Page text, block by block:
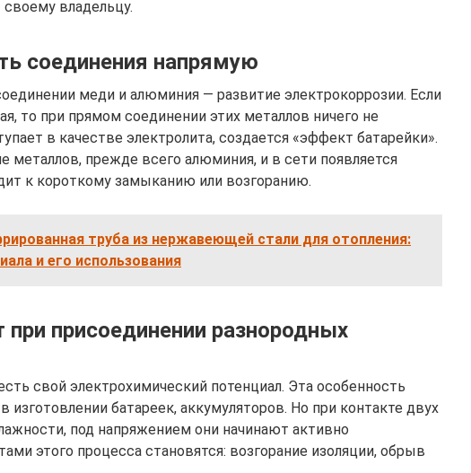
владельцу.
соединения напрямую
меди и алюминия — развитие электрокоррозии. Если
то при прямом соединении этих металлов ничего не
в качестве электролита, создается «эффект батарейки».
металлов, прежде всего алюминия, и в сети появляется
к короткому замыканию или возгоранию.
труба из нержавеющей стали для отопления:
и его использования
при присоединении разнородных
свой электрохимический потенциал. Эта особенность
изготовлении батареек, аккумуляторов. Но при контакте двух
под напряжением они начинают активно
этого процесса становятся: возгорание изоляции, обрыв